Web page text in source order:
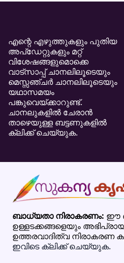
എന്റെ എഴുത്തുകളും പുതിയ
അപ്ഡേറ്റുകളും മറ്റ്
വിശേഷങ്ങളുമൊക്കെ
വാട്സാപ്പ് ചാനലിലൂടെയും
മെസ്സഞ്ചർ ചാനലിലൂടെയും
യഥാസമയം
പങ്കുവെയ്ക്കാറുണ്ട്.
ചാനലുകളിൽ ചേരാൻ
താഴെയുള്ള ബട്ടണുകളിൽ
ക്ലിക്ക് ചെയ്യുക.
ബാധ്യതാ നിരാകരണം: ഈ
ഉള്ളടക്കങ്ങളെയും
ഉത്തരവാദിത്വ നിരാകരണ
ഇവിടെ ക്ലിക്ക് ചെയ്യുക.